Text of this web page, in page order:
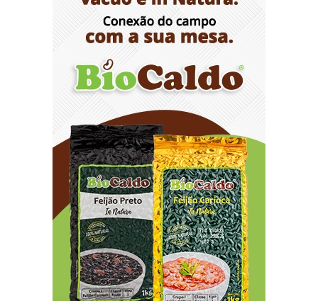
Agosto Lilás reforça orientação sobre direitos e
canais de proteção às mulheres
Anvisa propõe atualizar as normas da
propaganda de alimentos e de medicamentos
8/5/2026
PL quer assegurar direito ao voto de agentes de
segurança escalados no dia da eleição
Sala de Concerto, da Rádio MEC, celebra
Radamés Gnattali nesta sexta (7)
CNI defende posição unificada para avançar na